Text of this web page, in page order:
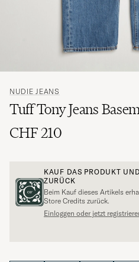
NUDIE JEANS
Tuff Tony Jeans
CHF 210
KAUF DAS PRODUKT
ZURÜCK
Beim Kauf dieses Artikels
Store Credits zurück.
Einloggen oder jetzt